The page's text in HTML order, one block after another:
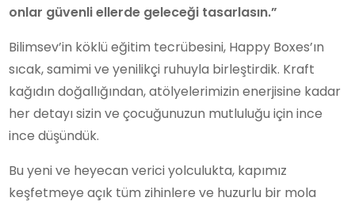
onlar güvenli ellerde geleceği tasarlasın.”
Bilimsev’in köklü eğitim tecrübesini, Happy Boxes’ın
sıcak, samimi ve yenilikçi ruhuyla birleştirdik. Kraft
kağıdın doğallığından, atölyelerimizin enerjisine kadar
her detayı sizin ve çocuğunuzun mutluluğu için ince
ince düşündük.
Bu yeni ve heyecan verici yolculukta, kapımız
keşfetmeye açık tüm zihinlere ve huzurlu bir mola